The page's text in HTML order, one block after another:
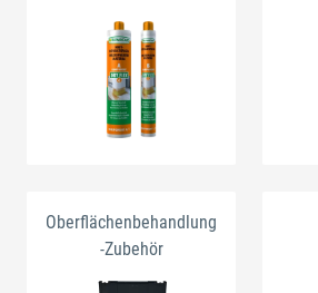
Oberflächenbehandlung
-Zubehör